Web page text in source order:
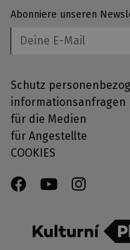
Abonniere unseren
Schutz
informationsanfragen
für die Medien
für Angestellte
COOKIES